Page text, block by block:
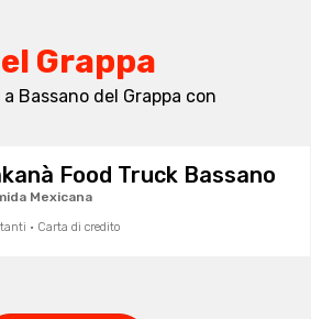
Grappa
Bassano del Grappa con
Food Truck Bassano
Mexicana
· Carta di credito